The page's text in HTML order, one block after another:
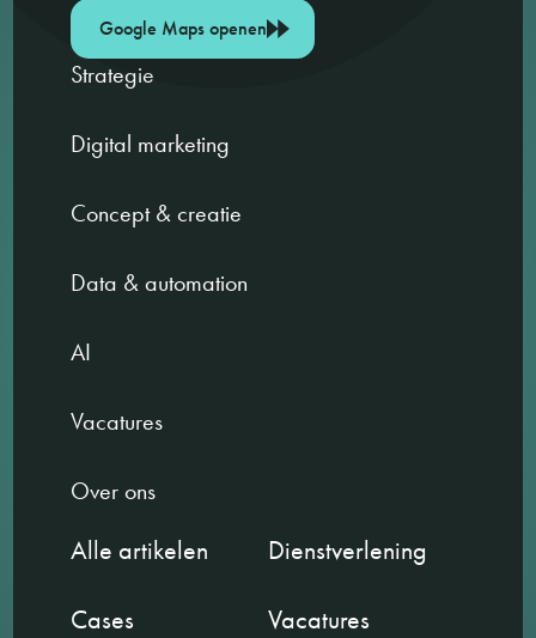
Google Maps openen
Strategie
Digital marketing
Concept & creatie
Data & automation
AI
Vacatures
Over ons
Alle artikelen
Dienstverlening
Cases
Vacatures